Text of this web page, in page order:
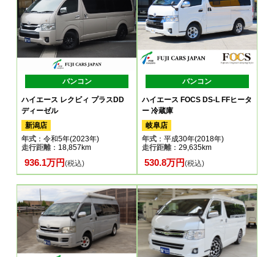
バンコン
ハイエース レクビィ プラスDD
ディーゼル
新潟店
年式 ：令和5年(2023年)
走行距離：18,857km
936.1万円(税込)
バンコン
ハイエース FOCS DS-L FFヒータ
ー 冷蔵庫
岐阜店
年式：平成30年(2018年)
走行距離：29,635km
530.8万円(税込)